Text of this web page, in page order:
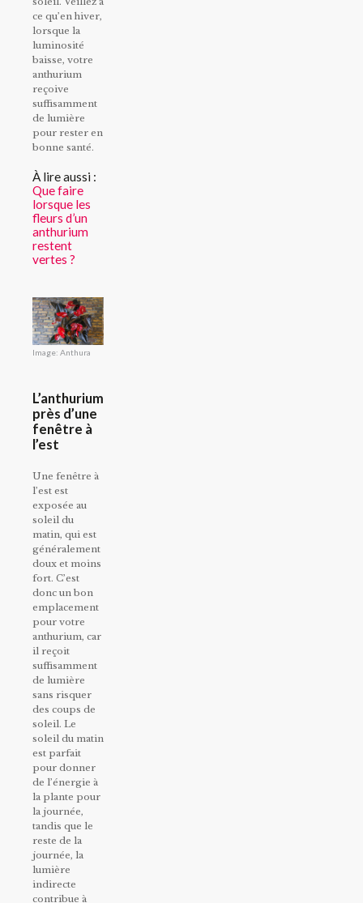
ce qu’en hiver,
lorsque la
luminosité
baisse, votre
anthurium
reçoive
suffisamment
de lumière
pour rester en
bonne santé.
À lire aussi :
Que faire
lorsque les
fleurs d’un
anthurium
restent
vertes ?
Image: Anthura
L’anthurium
près d’une
fenêtre à
l’est
Une fenêtre à
l’est est
exposée au
soleil du
matin, qui est
généralement
doux et moins
fort. C’est
donc un bon
emplacement
pour votre
anthurium, car
il reçoit
suffisamment
de lumière
sans risquer
des coups de
soleil. Le
soleil du matin
est parfait
pour donner
de l’énergie à
la plante pour
la journée,
tandis que le
reste de la
journée, la
lumière
indirecte
contribue à